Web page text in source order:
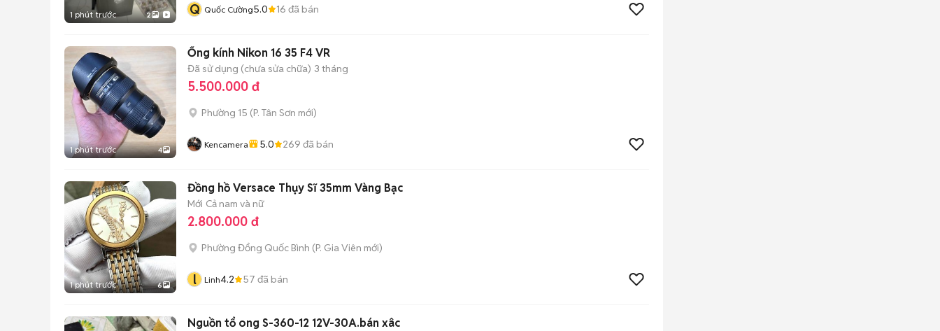
1 phút trước 2 Q Quốc Cường5.0 16 đã bán
1 phút trước 4
Ống kính Nikon 16 35 F4 VR
Đã sử dụng (chưa sửa chữa) 3 tháng
5.500.000 đ
Phường 15 (P. Tân Sơn mới)
Kencamera 5.0 269 đã bán
1 phút trước 6
Đồng hồ Versace Thụy Sĩ 35mm Vàng Bạc
Mới Cả nam và nữ
2.800.000 đ
Phường Đổng Quốc Bình (P. Gia Viên mới)
l Linh4.2 57 đã bán
Nguồn tổ ong S-360-12 12V-30A.bán xâc